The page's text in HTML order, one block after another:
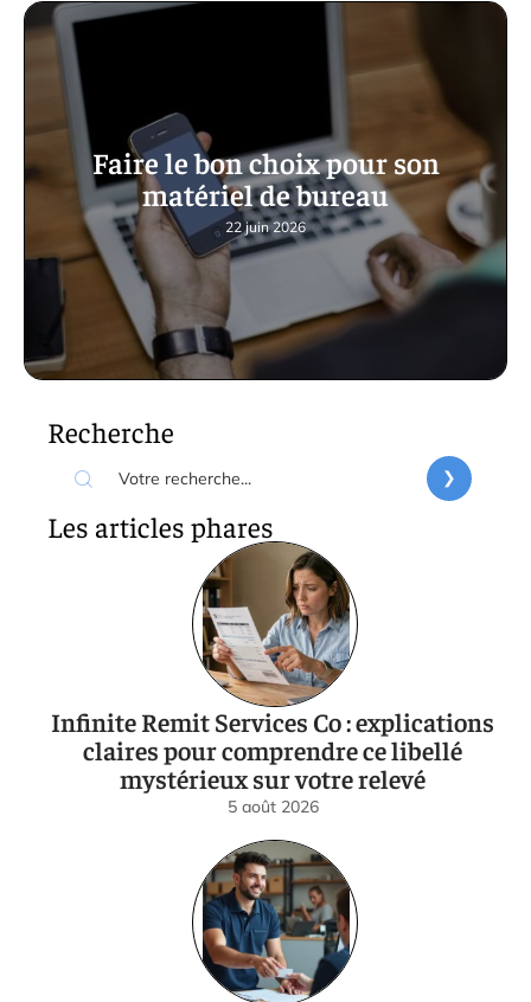
Faire le bon choix pour son
matériel de bureau
22 juin 2026
Recherche
Les articles phares
Infinite Remit Services Co : explications
claires pour comprendre ce libellé
mystérieux sur votre relevé
5 août 2026